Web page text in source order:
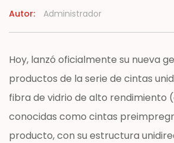
Noticias
Autor: Administrador
Hoy, lanzó oficialmente su nueva
productos de la serie de cintas
fibra de vidrio de alto rendimiento
conocidas como cintas
producto, con su estructura